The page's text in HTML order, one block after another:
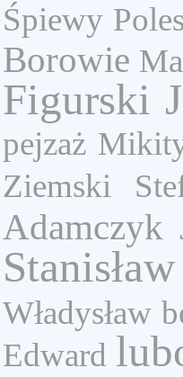
Śpiewy
Borowie
Figurski
pejzaż
Ziemski
Adamczyk
Stanisław
Władysław
Edward